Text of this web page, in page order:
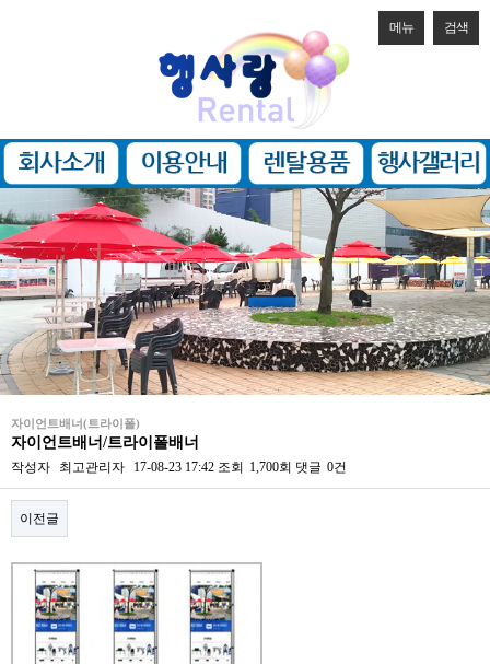
메뉴 검색
자이언트배너(트라이폴)
자이언트배너/트라이폴배너
작성자 최고관리자 17-08-23 17:42 조회 1,700회 댓글 0건
이전글
본문